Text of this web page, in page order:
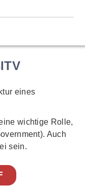
wichtige Rolle,
Auch
sein.